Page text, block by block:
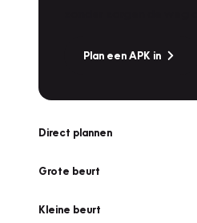
Plan een APK in
Direct plannen
Grote beurt
Kleine beurt